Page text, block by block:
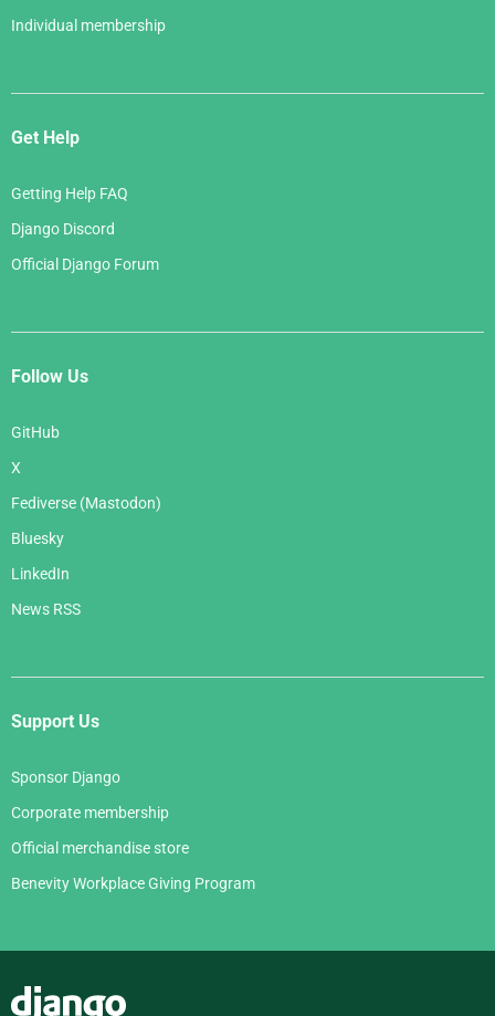
Individual membership
Get Help
Getting Help FAQ
Django Discord
Official Django Forum
Follow Us
GitHub
X
Fediverse (Mastodon)
Bluesky
LinkedIn
News RSS
Support Us
Sponsor Django
Corporate membership
Official merchandise store
Benevity Workplace Giving Program